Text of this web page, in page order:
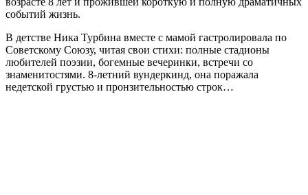
событий жизнь.
В детстве Ника Турбина вместе с мамой гастролировала по
Советскому Союзу, читая свои стихи: полные стадионы
любителей поэзии, богемные вечеринки, встречи со
знаменитостями. 8-летний вундеркинд, она поражала
недетской грустью и пронзительностью строк…